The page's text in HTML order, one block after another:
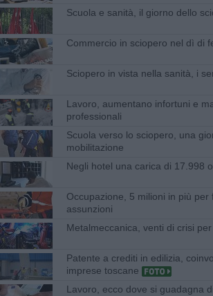
Scuola e sanità, il giorno dello
Commercio in sciopero nel dì di
Sciopero in vista nella sanità, i
Lavoro, aumentano infortuni e
professionali
Scuola verso lo sciopero, una
mobilitazione
Negli hotel una carica di 17.998
Occupazione, 5 milioni in più per
assunzioni
Metalmeccanica, venti di crisi
Patente a crediti in edilizia,
imprese toscane
Lavoro, ecco dove si guadagna